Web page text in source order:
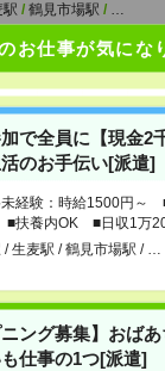
お仕事が気にな
で全員に【現金2
のお手伝い[派遣]
未経験：時給1500円～
扶養内OK ■日収1万
/ 生麦駅 / 鶴見市場駅 / …
ニング募集】おば
仕事の1つ[派遣]
駅 / 鶴見市場駅 / …
集】おばあちゃ
遣]
：時給1500円～ ■週払
1万2000円以上
駅/鶴見市場駅/…
議室運営・受付事
交
給（当社規定あり）